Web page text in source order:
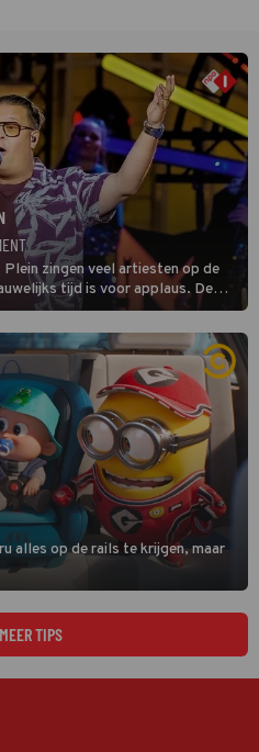
zingen veel artiesten op de
tijd is voor applaus. De
Jannes, René Froger en
met zijn hit Zwoele Zomernachten.
alles op de rails te krijgen, maar
TIPS